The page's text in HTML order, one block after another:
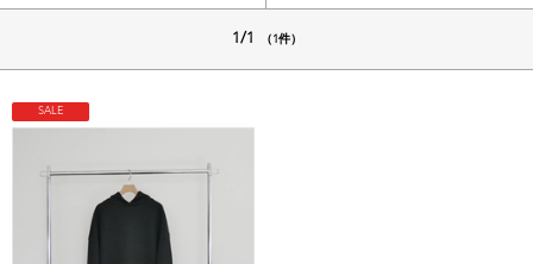
1/1 （1件）
SALE